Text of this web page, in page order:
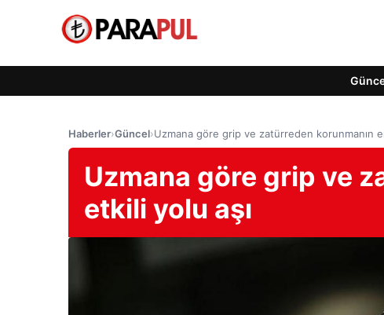
Haberler›Güncel›Uzmana göre grip ve zatürreden korunmanın
Uzmana göre grip ve
etkili yolu aşı